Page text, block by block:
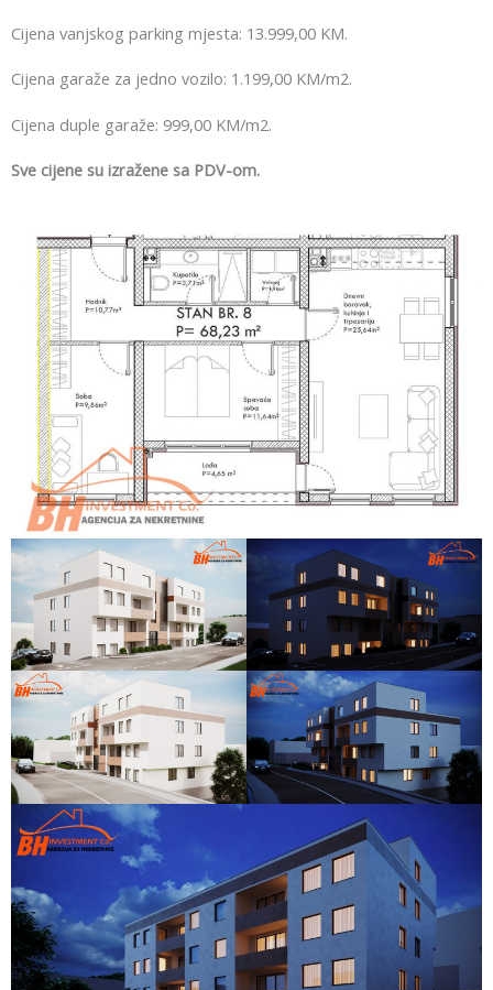
Cijena vanjskog parking mjesta: 13.999,00 KM.
Cijena garaže za jedno vozilo: 1.199,00 KM/m2.
Cijena duple garaže: 999,00 KM/m2.
Sve cijene su izražene sa PDV-om.